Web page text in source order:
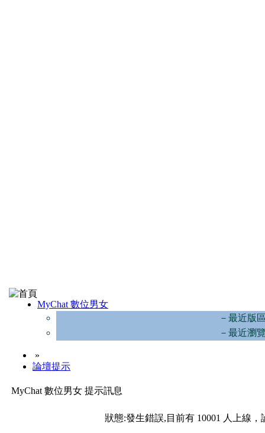
MyChat 數位男女
－最近版
－最近瀏
»
論壇提示
MyChat 數位男女 提示訊息
狀態:發生錯誤,目前有 10001 人上線